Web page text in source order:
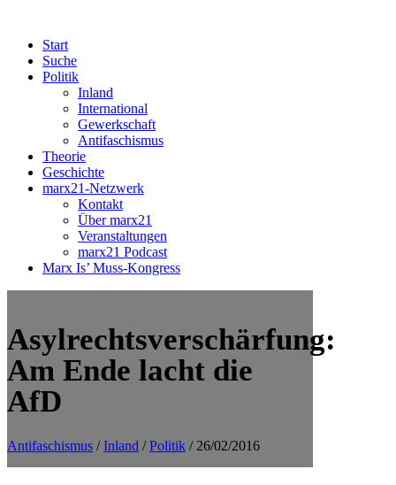
Start
Suche
Politik
Inland
International
Gewerkschaft
Antifaschismus
Theorie
Geschichte
marx21-Netzwerk
Kontakt
Über marx21
Veranstaltungen
marx21 Podcast
Marx Is’ Muss-Kongress
Asylrechtsverschärfung:
Am Ende lacht die
AfD
Antifaschismus /Inland /Politik / 26/02/2016